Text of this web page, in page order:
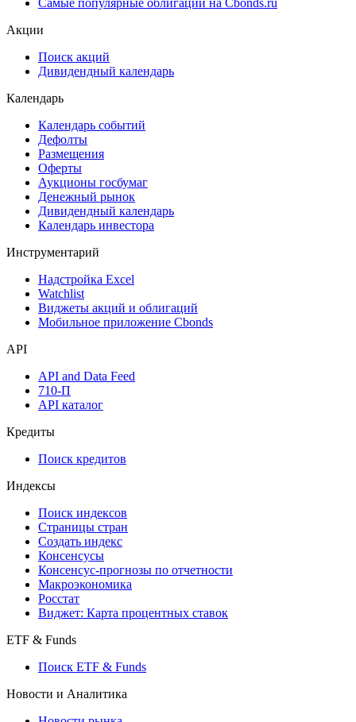
Самые популярные облигации на Cbonds.ru
Акции
Поиск акций
Дивидендный календарь
Календарь
Календарь событий
Дефолты
Размещения
Оферты
Аукционы госбумаг
Денежный рынок
Дивидендный календарь
Календарь инвестора
Инструментарий
Надстройка Excel
Watchlist
Виджеты акций и облигаций
Мобильное приложение Cbonds
API
API and Data Feed
710-П
API каталог
Кредиты
Поиск кредитов
Индексы
Поиск индексов
Страницы стран
Создать индекс
Консенсусы
Консенсус-прогнозы по отчетности
Макроэкономика
Росстат
Виджет: Карта процентных ставок
ETF & Funds
Поиск ETF & Funds
Новости и Аналитика